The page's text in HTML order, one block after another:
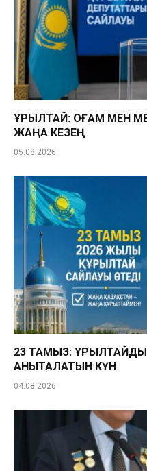
ҚҰРЫЛТАЙ: ҚОҒАМ МЕН
ЖАҢА КЕЗЕҢ
05.08.2026
23 ТАМЫЗ:
АНЫҚТАЛАТЫН КҮН
04.08.2026